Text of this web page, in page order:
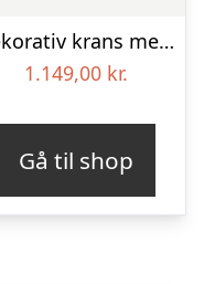
Dekorativ krans med bånd
1.149,00 kr.
Gå til shop